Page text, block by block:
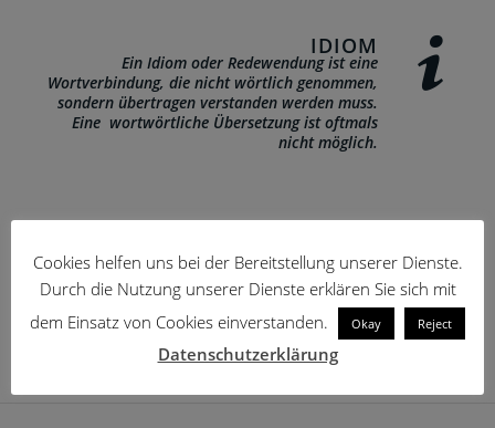
IDIOM
Ein Idiom oder Redewendung ist eine
Wortverbindung, die nicht wörtlich genommen,
sondern übertragen verstanden werden muss.
Eine wortwörtliche Übersetzung ist oftmals
nicht möglich.
Cookies helfen uns bei der Bereitstellung unserer Dienste.
Durch die Nutzung unserer Dienste erklären Sie sich mit
dem Einsatz von Cookies einverstanden.
Okay Reject
Datenschutzerklärung